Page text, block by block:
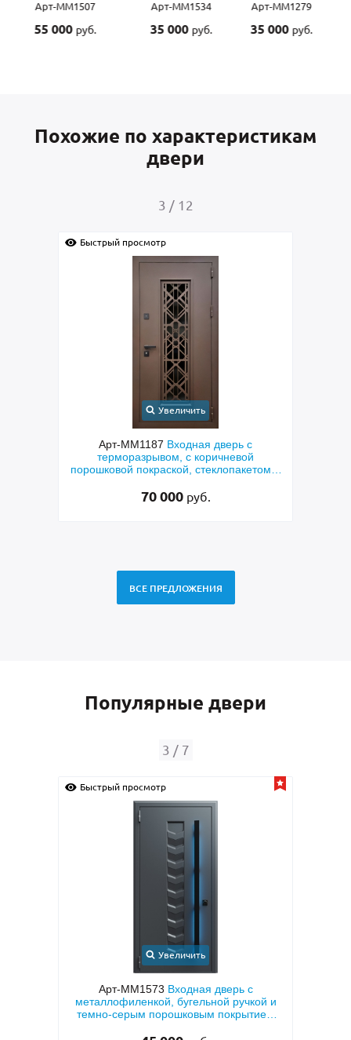
Арт-ММ1507
55 000 руб.
Арт-ММ1534
35 000 руб.
Арт-ММ1279
35 000 руб.
Похожие по характеристикам
двери
3 / 12
Быстрый просмотр
Увеличить
Арт-ММ1187 Входная дверь с
терморазрывом, с коричневой
порошковой покраской, стеклопакетом и
70 000 руб.
ВСЕ ПРЕДЛОЖЕНИЯ
Популярные двери
3 / 7
Быстрый просмотр
Увеличить
Арт-ММ1573 Входная дверь с
металлофиленкой, бугельной ручкой и
темно-серым порошковым покрытием